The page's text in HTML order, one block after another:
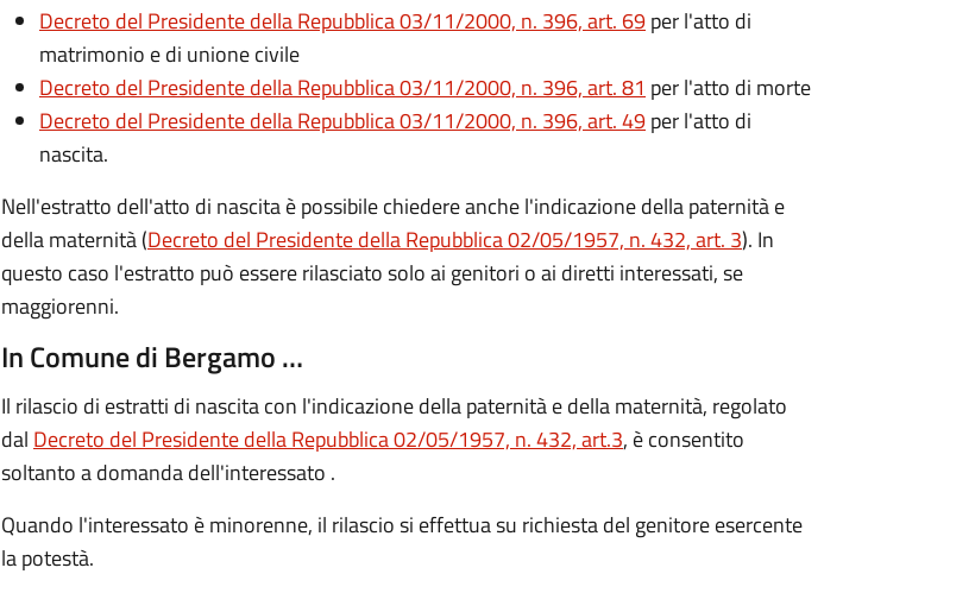
Decreto del Presidente della Repubblica 03/11/2000, n. 396, art. 69per l'atto di
matrimonio e di unione civile
Decreto del Presidente della Repubblica 03/11/2000, n. 396, art. 81 per l'atto di morte
Decreto del Presidente della Repubblica 03/11/2000, n. 396, art. 49per l'atto di
nascita.
Nell'estratto dell'atto di nascita è possibile chiedere anche l'indicazione della paternità e
della maternità (Decreto del Presidente della Repubblica 02/05/1957, n. 432, art. 3). In
questo caso l'estratto può essere rilasciato solo ai genitori o ai diretti interessati, se
maggiorenni.
In Comune di Bergamo …
Il rilascio di estratti di nascita con l'indicazione della paternità e della maternità, regolato
dal Decreto del Presidente della Repubblica 02/05/1957, n. 432, art.3, è consentito
soltanto a domanda dell'interessato .
Quando l'interessato è minorenne, il rilascio si effettua su richiesta del genitore esercente
la potestà.